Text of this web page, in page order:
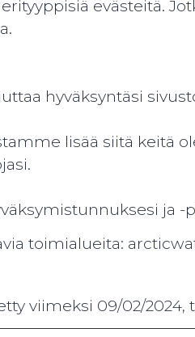
evästeitä.
hyväksyntäsi
lisää siitä keitä
ja
toimialueita:
viimeksi 09/02/2024,